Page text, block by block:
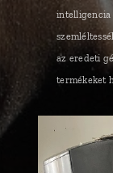
intelligencia
az eredeti
termékeket